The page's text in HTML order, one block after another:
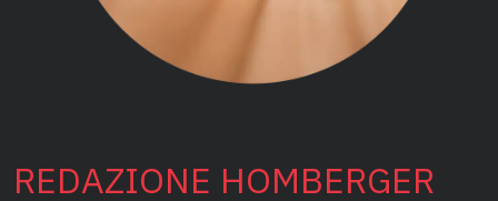
REDAZIONE HOMBERGER